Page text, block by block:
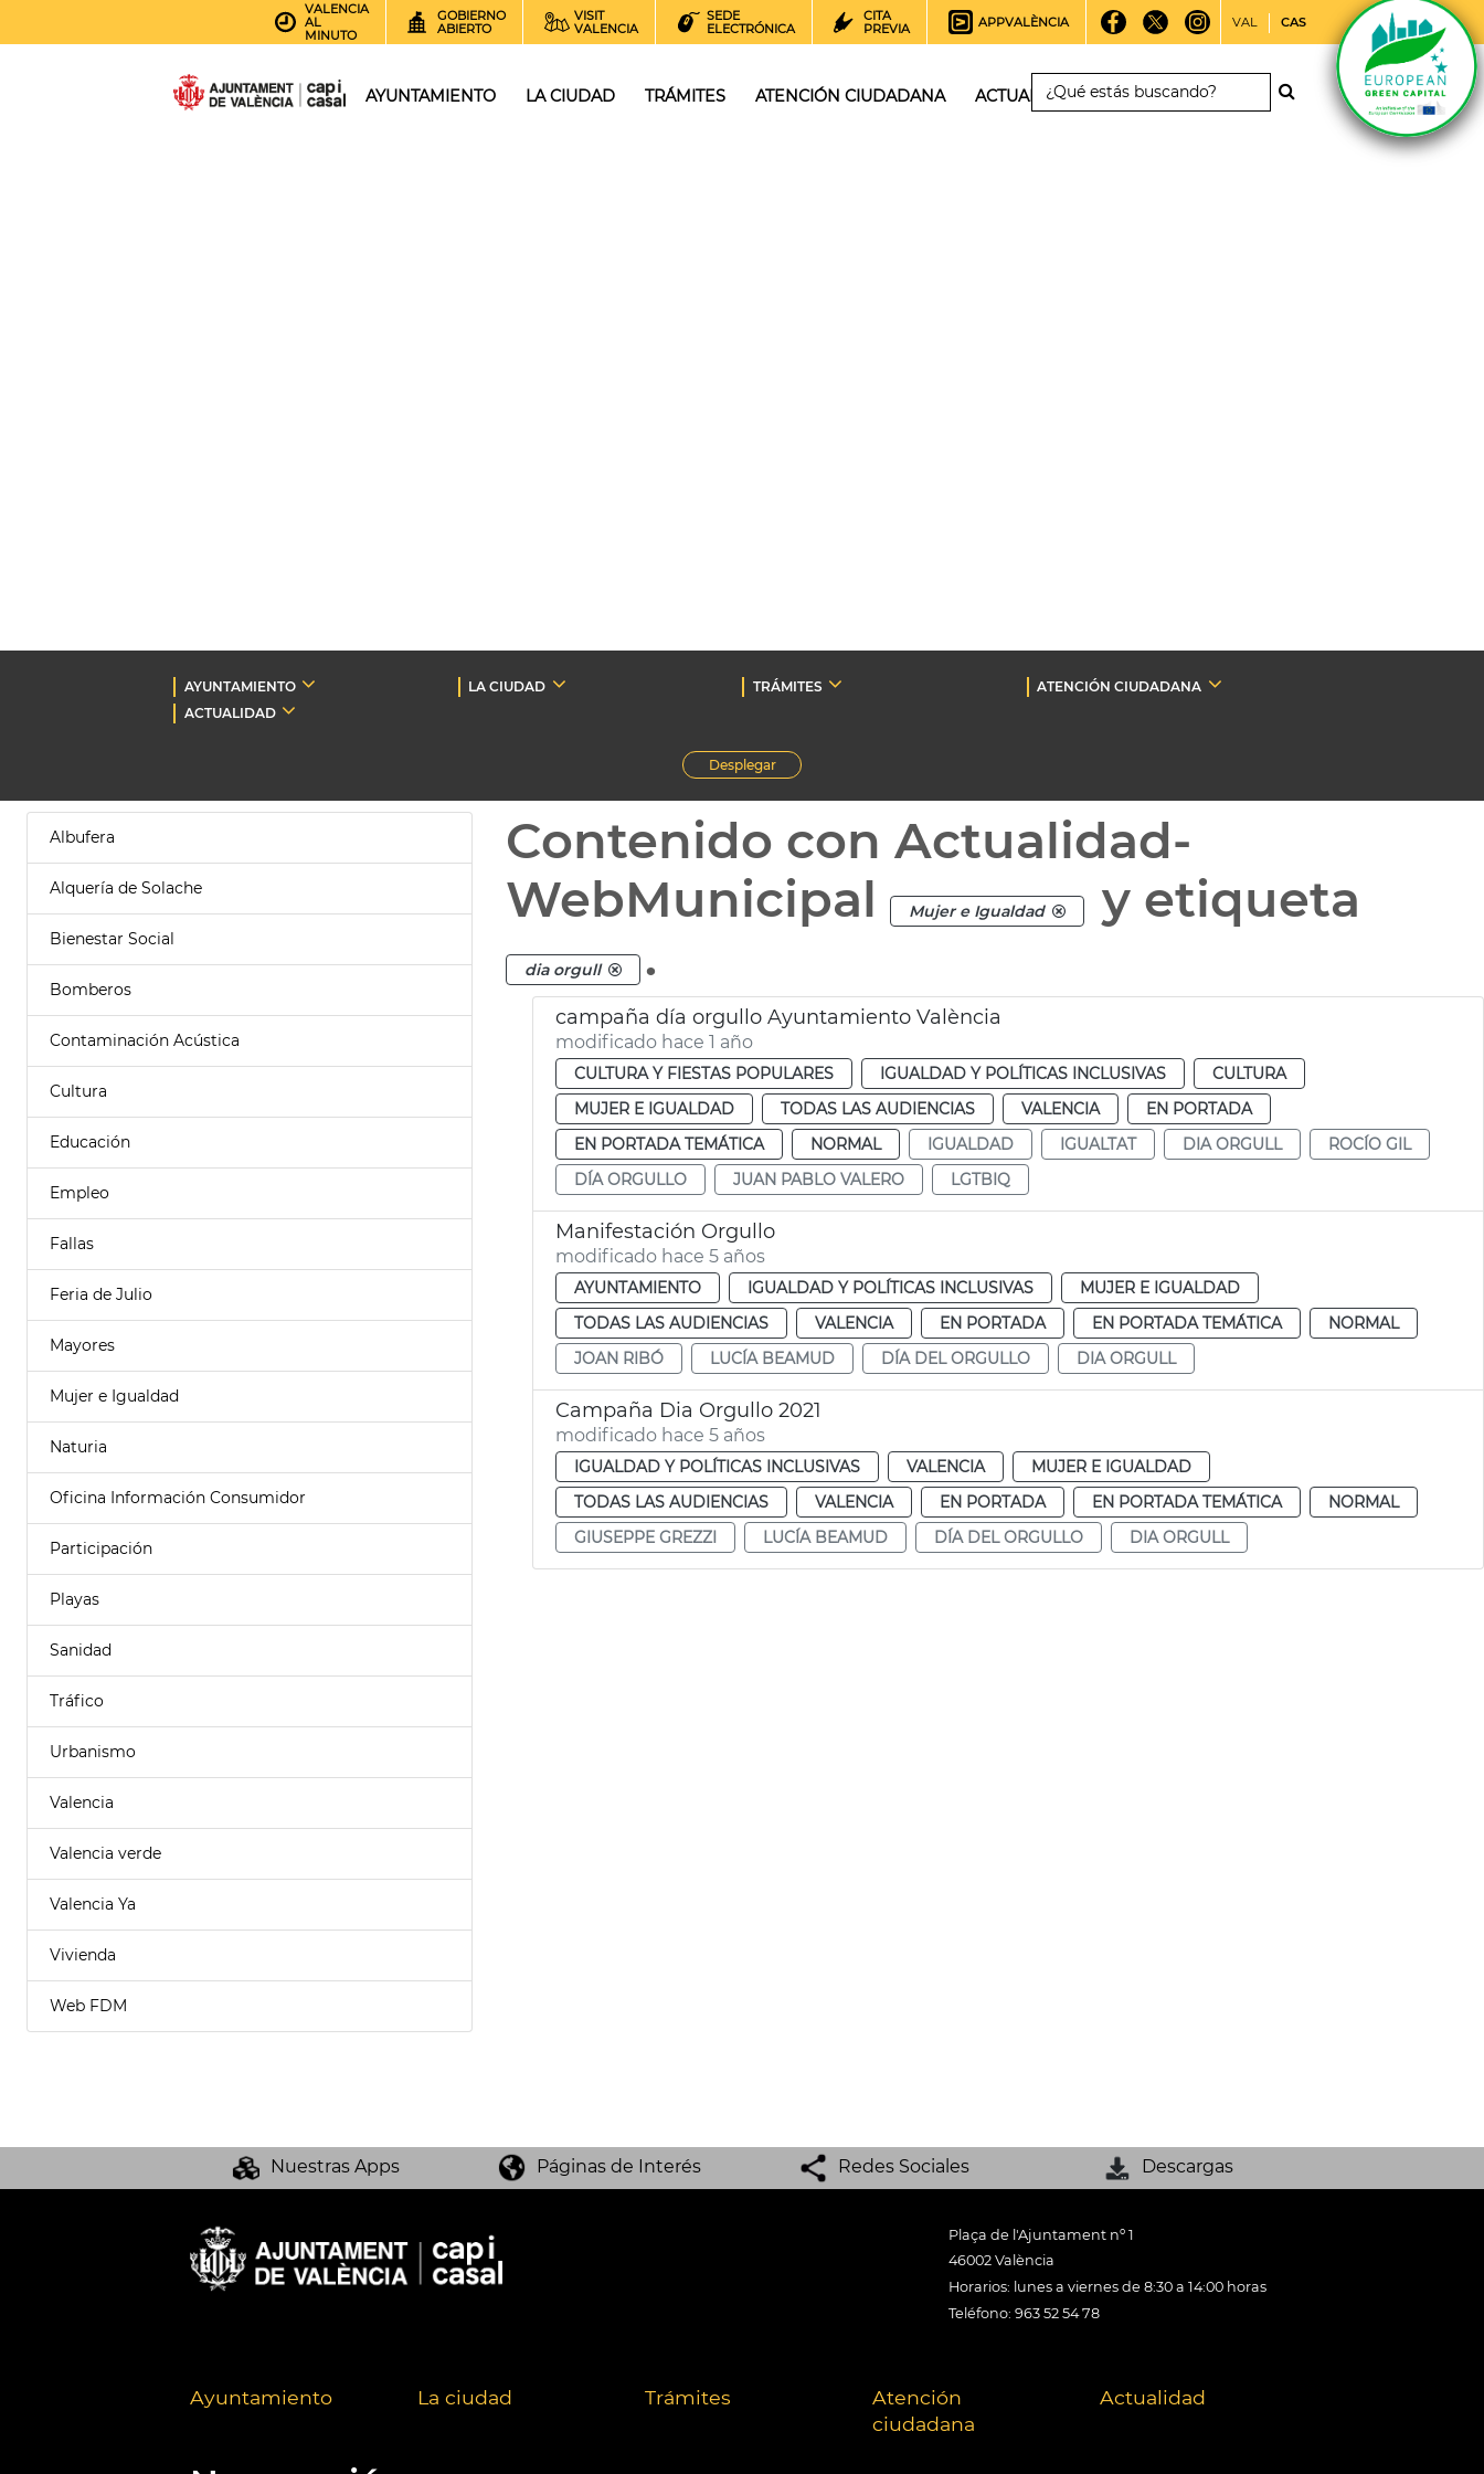
VALENCIA
AL
MINUTO
GOBIERNO
ABIERTO
VISIT
VALENCIA
SEDE
ELECTRÓNICA
CITA
PREVIA
APPVALÈNCIA VAL CAS
AYUNTAMIENTO LA CIUDAD TRÁMITES ATENCIÓN CIUDADANA ACTUALIDAD
AYUNTAMIENTO LA CIUDAD TRÁMITES
ATENCIÓN CIUDADANA
ACTUALIDAD
Desplegar
Albufera
Alquería de Solache
Bienestar Social
Bomberos
Contaminación Acústica
Cultura
Educación
Empleo
Fallas
Feria de Julio
Mayores
Mujer e Igualdad
Naturia
Oficina Información Consumidor
Participación
Playas
Sanidad
Tráfico
Urbanismo
Valencia
Valencia verde
Valencia Ya
Vivienda
Web FDM
Contenido con Actualidad-
WebMunicipal
Mujer e Igualdad y etiqueta
dia orgull .
campaña día orgullo Ayuntamiento València
modificado hace 1 año
CULTURA Y FIESTAS POPULARES IGUALDAD Y POLÍTICAS INCLUSIVAS
CULTURA
MUJER E IGUALDAD
TODAS LAS AUDIENCIAS VALENCIA
EN PORTADA
EN PORTADA TEMÁTICA
NORMAL IGUALDAD IGUALTAT DIA ORGULL
ROCÍO GIL
DÍA ORGULLO
JUAN PABLO VALERO LGTBIQ
Manifestación Orgullo
modificado hace 5 años
AYUNTAMIENTO IGUALDAD Y POLÍTICAS INCLUSIVAS
MUJER E IGUALDAD
TODAS LAS AUDIENCIAS
VALENCIA EN PORTADA EN PORTADA TEMÁTICA
NORMAL
JOAN RIBÓ
LUCÍA BEAMUD DÍA DEL ORGULLO DIA ORGULL
Campaña Dia Orgullo 2021
modificado hace 5 años
IGUALDAD Y POLÍTICAS INCLUSIVAS VALENCIA
MUJER E IGUALDAD
TODAS LAS AUDIENCIAS
VALENCIA EN PORTADA EN PORTADA TEMÁTICA
NORMAL
GIUSEPPE GREZZI
LUCÍA BEAMUD DÍA DEL ORGULLO DIA ORGULL
Nuestras Apps Páginas de Interés Redes Sociales Descargas
Plaça de l'Ajuntament nº 1
46002 València
Horarios: lunes a viernes de 8:30 a 14:00 horas
Teléfono: 963 52 54 78
Ayuntamiento La ciudad Trámites
Atención
ciudadana
Actualidad